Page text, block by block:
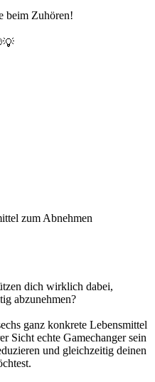
beim Zuhören!
zum Abnehmen
dich wirklich dabei,
abzunehmen?
ganz konkrete Lebensmittel
Sicht echte Gamechanger sein
und gleichzeitig deinen